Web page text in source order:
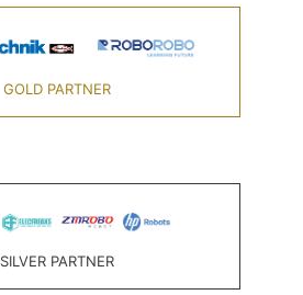
GOLD PARTNER
SILVER PARTNER